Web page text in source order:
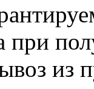
при
из